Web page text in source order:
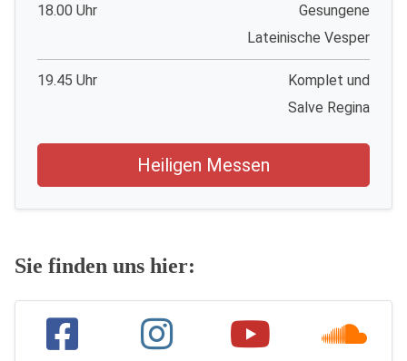
18.00 Uhr
Gesungene
Lateinische Vesper
19.45 Uhr
Komplet und
Salve Regina
Heiligen Messen
Sie finden uns hier: